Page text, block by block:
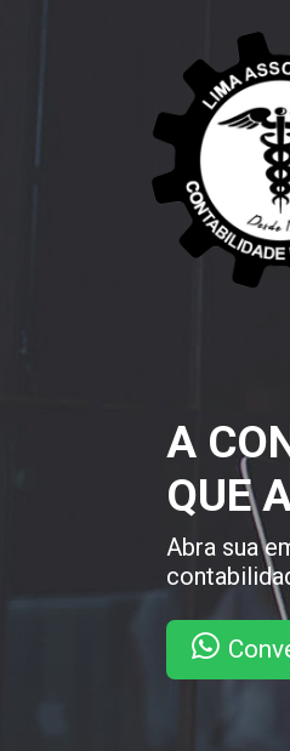
A
QUE
Abra sua